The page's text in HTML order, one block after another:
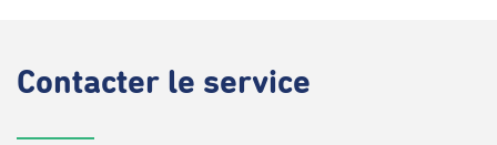
Contacter le service